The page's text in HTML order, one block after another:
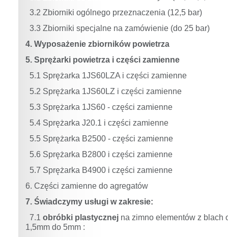
3.2 Zbiorniki ogólnego przeznaczenia (12,5 bar)
3.3 Zbiorniki specjalne na zamówienie (do 25 bar)
4. Wyposażenie zbiorników powietrza
5. Sprężarki powietrza i części zamienne
5.1 Sprężarka 1JS60LZA i części zamienne
5.2 Sprężarka 1JS60LZ i części zamienne
5.3 Sprężarka 1JS60 - części zamienne
5.4 Sprężarka J20.1 i części zamienne
5.5 Sprężarka B2500 - części zamienne
5.6 Sprężarka B2800 i części zamienne
5.7 Sprężarka B4900 i części zamienne
6. Części zamienne do agregatów
7. Świadczymy usługi w zakresie:
7.1 obróbki plastycznej na zimno elementów z blach
1,5mm do 5mm :